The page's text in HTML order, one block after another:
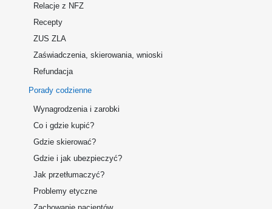
Relacje z NFZ
Recepty
ZUS ZLA
Zaświadczenia, skierowania, wnioski
Refundacja
Porady codzienne
Wynagrodzenia i zarobki
Co i gdzie kupić?
Gdzie skierować?
Gdzie i jak ubezpieczyć?
Jak przetłumaczyć?
Problemy etyczne